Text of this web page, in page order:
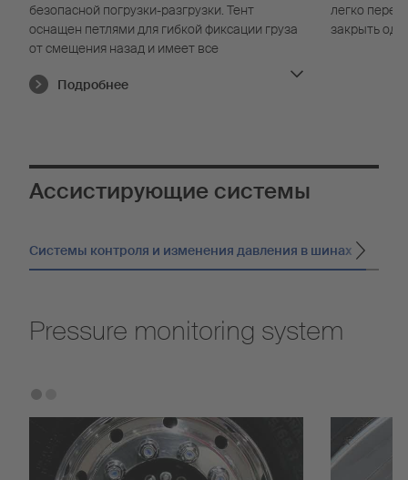
безопасной погрузки-разгрузки. Тент
оснащен петлями для гибкой фиксации груза
от смещения назад и имеет все
Подробнее
легко
закрыть
Ассистирующие системы
Системы контроля и изменения давления в шинах
Pressure monitoring system